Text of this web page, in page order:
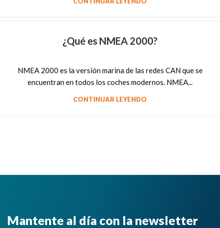
¿Qué es NMEA 2000?
NMEA 2000 es la versión marina de las redes CAN que se
encuentran en todos los coches modernos. NMEA...
CONTINUAR LEYENDO
Mantente al día con la newsletter